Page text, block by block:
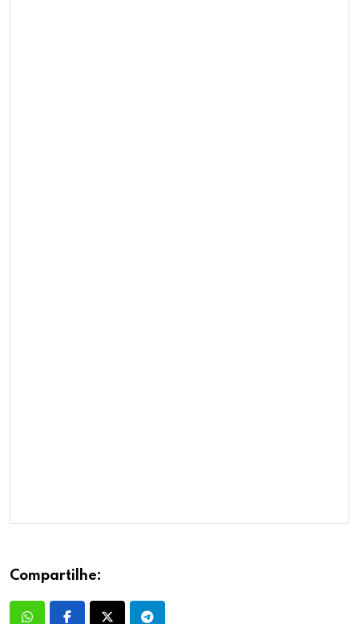
Compartilhe: